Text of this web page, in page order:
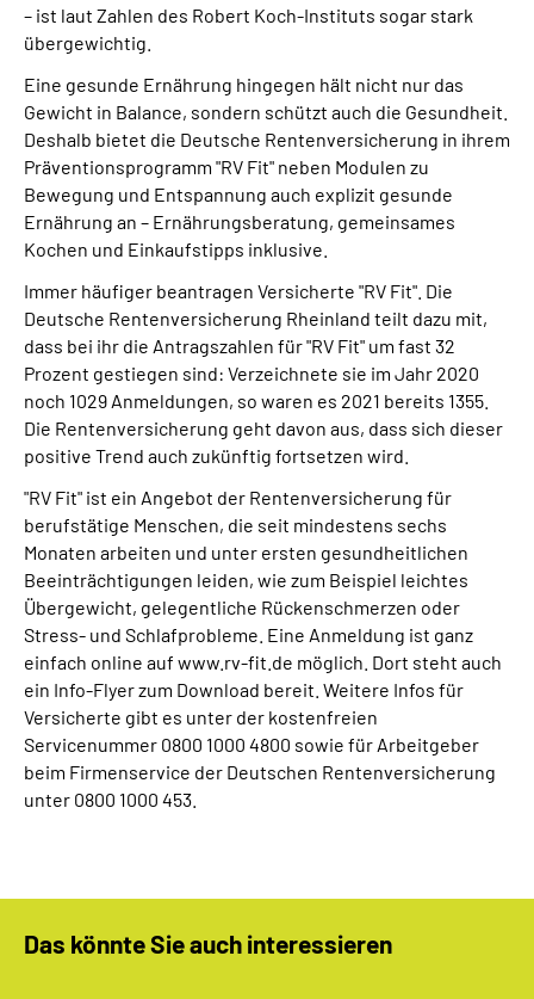
Leichte Sprache
Suche
Mein Kundenportal
– ist laut Zahlen des Robert Koch-Instituts sogar stark
übergewichtig.
Eine gesunde Ernährung hingegen hält nicht nur das
Gewicht in Balance, sondern schützt auch die Gesundheit.
Deshalb bietet die Deutsche Rentenversicherung in ihrem
Präventionsprogramm "RV Fit" neben Modulen zu
Bewegung und Entspannung auch explizit gesunde
Ernährung an – Ernährungsberatung, gemeinsames
Kochen und Einkaufstipps inklusive.
Immer häufiger beantragen Versicherte "RV Fit". Die
Deutsche Rentenversicherung Rheinland teilt dazu mit,
dass bei ihr die Antragszahlen für "RV Fit" um fast 32
Prozent gestiegen sind: Verzeichnete sie im Jahr 2020
noch 1029 Anmeldungen, so waren es 2021 bereits 1355.
Die Rentenversicherung geht davon aus, dass sich dieser
positive Trend auch zukünftig fortsetzen wird.
"RV Fit" ist ein Angebot der Rentenversicherung für
berufstätige Menschen, die seit mindestens sechs
Monaten arbeiten und unter ersten gesundheitlichen
Beeinträchtigungen leiden, wie zum Beispiel leichtes
Übergewicht, gelegentliche Rückenschmerzen oder
Stress- und Schlafprobleme. Eine Anmeldung ist ganz
einfach online auf www.rv-fit.de möglich. Dort steht auch
ein Info-Flyer zum Download bereit. Weitere Infos für
Versicherte gibt es unter der kostenfreien
Servicenummer 0800 1000 4800 sowie für Arbeitgeber
beim Firmenservice der Deutschen Rentenversicherung
unter 0800 1000 453.
Das könnte Sie auch interessieren